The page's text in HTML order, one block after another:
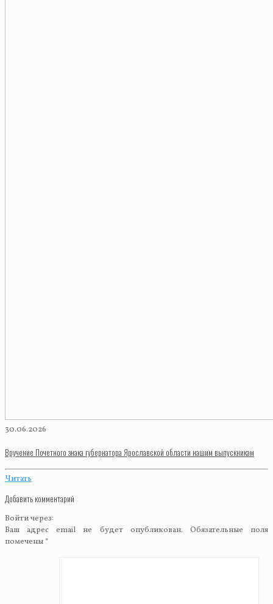
30.06.2026
Вручение Почетного знака губернатора Ярославской области нашим выпускникам
Читать
Добавить комментарий
Войти через:
Ваш адрес email не будет опубликован. Обязательные поля
помечены *